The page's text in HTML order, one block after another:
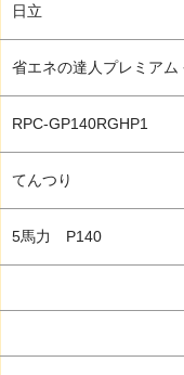
日立
省エネの達人プレミアム
RPC-GP140RGHP1
てんつり
5馬力 P140